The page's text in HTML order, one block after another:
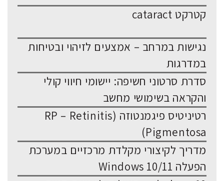
קטרקט cataract
נגישות במרחב – אמצעים לזיהוי ובטיחות
במדרגות
סדרת סרטוני חשיפה: יישומי חיווי קולי
והקראה בשימושי מחשב
רטיניטיס פיגמנטוזה (RP – Retinitis
Pigmentosa)
מדריך לקיצורי מקלדת מרכזיים במערכת
הפעלה Windows 10/11